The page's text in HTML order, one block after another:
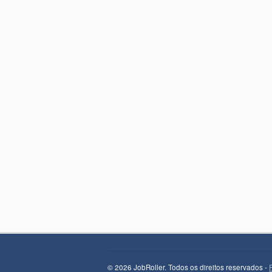
© 2026 JobRoller. Todos os direitos reservados -